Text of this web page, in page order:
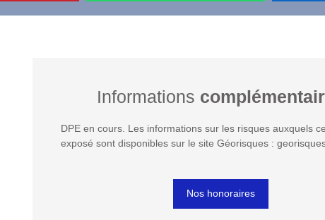
Informations
DPE en cours. Les informations sur les risques auxquels
exposé sont disponibles sur le site Géorisques :
Nos honoraires